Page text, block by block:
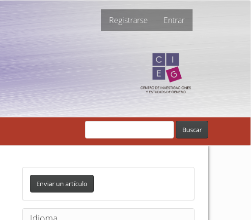
Registrarse Entrar
Buscar
E
v
i
Enviar un artículo